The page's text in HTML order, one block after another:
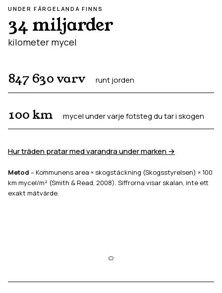
UNDER FÄRGELANDA FINNS
34 miljarder
kilometer mycel
847 630 varv runt jorden
100 km mycel under varje fotsteg du tar i skogen
Hur träden pratar med varandra under marken →
Metod – Kommunens area × skogstäckning (Skogsstyrelsen) × 100
km mycel/m² (Smith & Read, 2008). Siffrorna visar skalan, inte ett
exakt mätvärde.